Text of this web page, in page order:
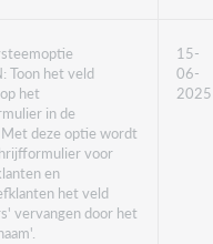
Toon het veld
het
in de
deze optie wordt
voor
en
het veld
vervangen door het
15-
06-
2025